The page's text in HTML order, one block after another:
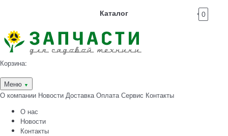
Каталог 0
Корзина:
Меню ▼
О компании Новости Доставка Оплата Сервис Контакты
О нас
Новости
Контакты